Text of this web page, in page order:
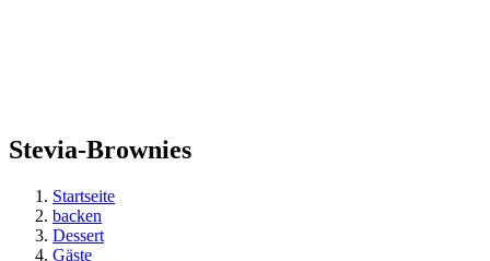
Stevia-Brownies
Startseite
backen
Dessert
Gäste